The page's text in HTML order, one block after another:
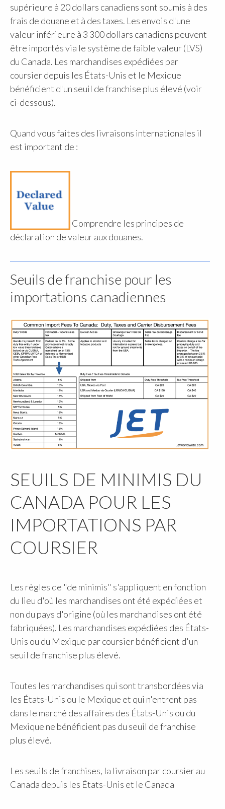
supérieure à 20 dollars canadiens sont soumis à des
frais de douane et à des taxes. Les envois d'une
valeur inférieure à 3 300 dollars canadiens peuvent
être importés via le système de faible valeur (LVS)
du Canada. Les marchandises expédiées par
coursier depuis les États-Unis et le Mexique
bénéficient d'un seuil de franchise plus élevé (voir
ci-dessous).
Quand vous faites des livraisons internationales il
est important de :
Comprendre les principes de
déclaration de valeur aux douanes.
Seuils de franchise pour les
importations canadiennes
SEUILS DE MINIMIS DU
CANADA POUR LES
IMPORTATIONS PAR
COURSIER
Les règles de "de minimis" s'appliquent en fonction
du lieu d'où les marchandises ont été expédiées et
non du pays d'origine (où les marchandises ont été
fabriquées). Les marchandises expédiées des États-
Unis ou du Mexique par coursier bénéficient d'un
seuil de franchise plus élevé.
Toutes les marchandises qui sont transbordées via
les États-Unis ou le Mexique et qui n'entrent pas
dans le marché des affaires des États-Unis ou du
Mexique ne bénéficient pas du seuil de franchise
plus élevé.
Les seuils de franchises, la livraison par coursier au
Canada depuis les États-Unis et le Canada